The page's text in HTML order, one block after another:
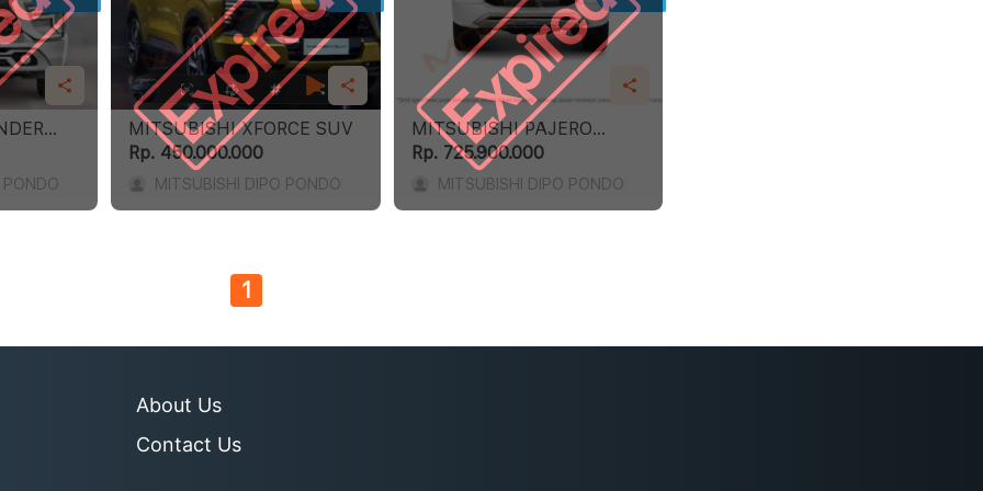
INDAH
Expired
MITSUBISHI XFORCE SUV
Rp. 450.000.000
MITSUBISHI DIPO PONDOK INDAH
Expired
MITSUBISHI PAJERO
SPORT DAKAR (4 X 2)
Rp. 725.900.000
MITSUBISHI DIPO PONDOK INDAH
1
About Us
Contact Us